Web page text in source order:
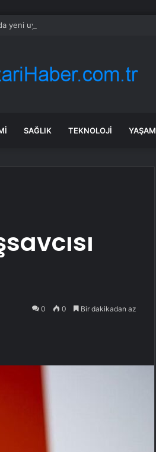
yeni uygulama devreye girdi
SAĞLIK TEKNOLOJI YAŞAM
0 0 Bir dakikadan az